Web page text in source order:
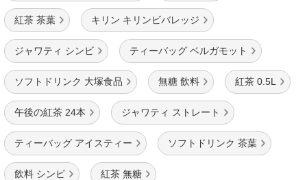
紅茶 茶葉 キリン キリンビバレッジ
ジャワティ シンビ ティーバッグ ベルガモット
ソフトドリンク 大塚食品 無糖 飲料 紅茶 0.5L
午後の紅茶 24本 ジャワティ ストレート
ティーバッグ アイスティー ソフトドリンク 茶葉
飲料 シンビ 紅茶 無糖